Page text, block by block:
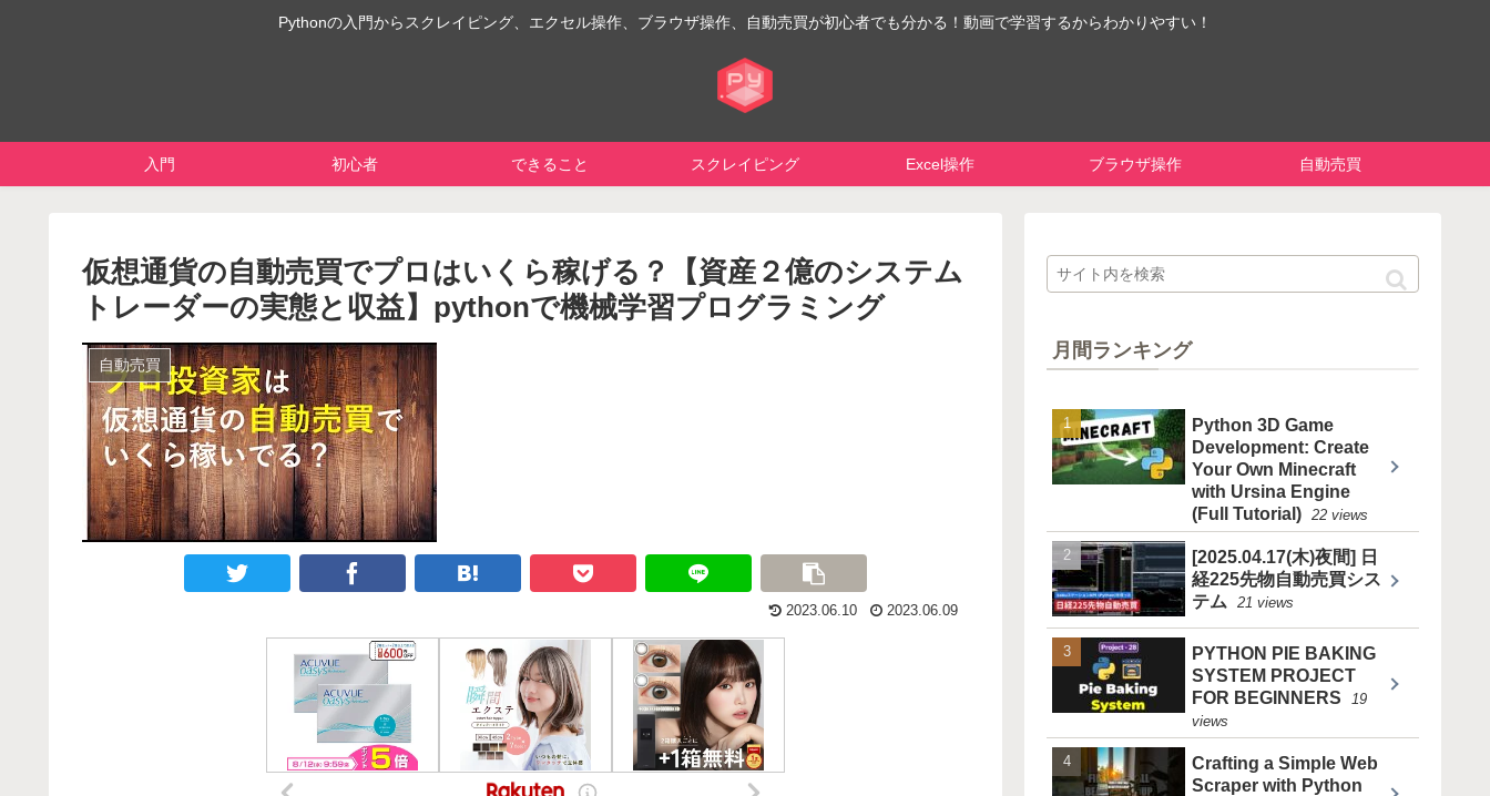
Pythonの入門からスクレイピング、エクセル操作、ブラウザ操作、自動売買が初心者でも分かる！動画で学習するからわかりやすい！
入門 初心者 できること スクレイピング Excel操作 ブラウザ操作 自動売買
仮想通貨の自動売買でプロはいくら稼げる？【資産２億のシステム
トレーダーの実態と収益】pythonで機械学習プログラミング
自動売買
2023.06.10 2023.06.09
月間ランキング
Python 3D Game
Development: Create
Your Own Minecraft
with Ursina Engine
(Full Tutorial) 22 views
[2025.04.17(木)夜間] 日
経225先物自動売買シス
テム
21 views
PYTHON PIE BAKING
SYSTEM PROJECT
FOR BEGINNERS
19
views
Crafting a Simple Web
Scraper with Python